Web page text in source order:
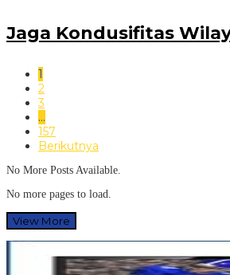
Jaga Kondusifitas
1
2
3
…
157
Berikutnya
No More Posts Available.
No more pages to load.
View More